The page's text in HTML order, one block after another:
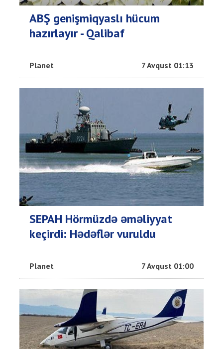
ABŞ genişmiqyaslı hücum
hazırlayır - Qalibaf
Planet 7 Avqust 01:13
SEPAH Hörmüzdə əməliyyat
keçirdi: Hədəflər vuruldu
Planet 7 Avqust 01:00